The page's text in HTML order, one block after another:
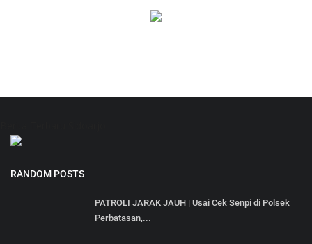
RANDOM POSTS
PATROLI JARAK JAUH | Usai Cek Senpi di Polsek
Perbatasan,...